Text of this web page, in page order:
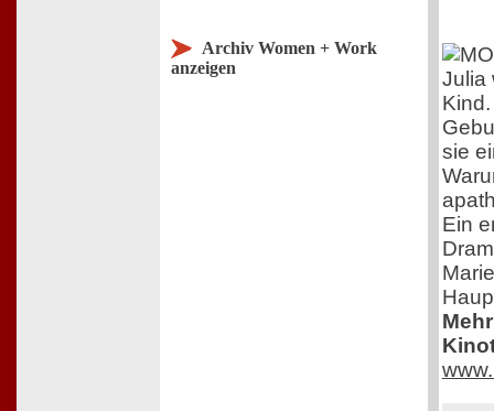
Archiv Women + Work
anzeigen
Julia
sie
Ein